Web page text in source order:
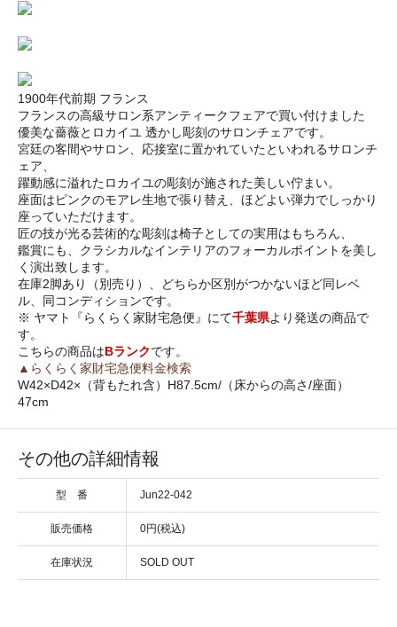
1900年代前期 フランス
フランスの高級サロン系アンティークフェアで買い付けました
優美な薔薇とロカイユ 透かし彫刻のサロンチェアです。
宮廷の客間やサロン、応接室に置かれていたといわれるサロンチ
ェア、
躍動感に溢れたロカイユの彫刻が施された美しい佇まい。
座面はピンクのモアレ生地で張り替え、ほどよい弾力でしっかり
座っていただけます。
匠の技が光る芸術的な彫刻は椅子としての実用はもちろん、
鑑賞にも、クラシカルなインテリアのフォーカルポイントを美し
く演出致します。
在庫2脚あり（別売り）、どちらか区別がつかないほど同レベ
ル、同コンディションです。
※ ヤマト『らくらく家財宅急便』にて千葉県より発送の商品で
す。
こちらの商品はBランクです。
▲らくらく家財宅急便料金検索
W42×D42×（背もたれ含）H87.5cm/（床からの高さ/座面）
47cm
その他の詳細情報
型 番 Jun22-042
販売価格 0円(税込)
在庫状況 SOLD OUT